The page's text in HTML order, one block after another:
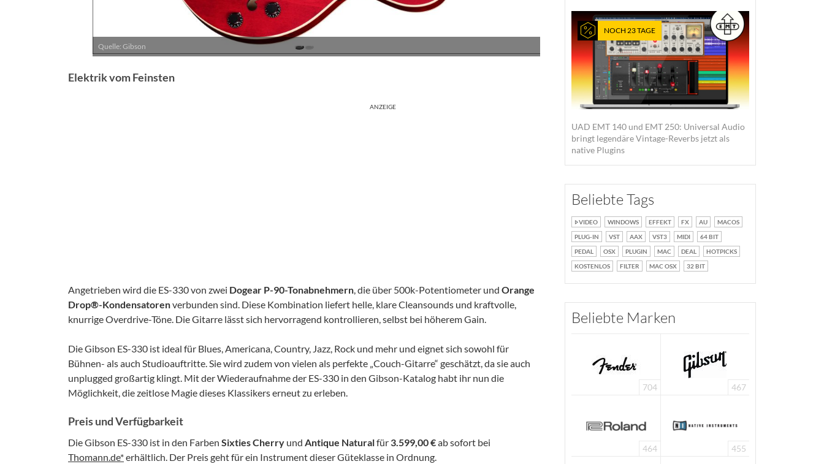
Quelle: Gibson Quelle: Gibson
Elektrik vom Feinsten
ANZEIGE
Angetrieben wird die ES-330 von zwei Dogear P-90-Tonabnehmern, die über 500k-Potentiometer und Orange
Drop®-Kondensatorenverbunden sind. Diese Kombination liefert helle, klare Cleansounds und kraftvolle,
knurrige Overdrive-Töne. Die Gitarre lässt sich hervorragend kontrollieren, selbst bei höherem Gain.
Die Gibson ES-330 ist ideal für Blues, Americana, Country, Jazz, Rock und mehr und eignet sich sowohl für
Bühnen- als auch Studioauftritte. Sie wird zudem von vielen als perfekte „Couch-Gitarre“ geschätzt, da sie auch
unplugged großartig klingt. Mit der Wiederaufnahme der ES-330 in den Gibson-Katalog habt ihr nun die
Möglichkeit, die zeitlose Magie dieses Klassikers erneut zu erleben.
Preis und Verfügbarkeit
Die Gibson ES-330 ist in den Farben Sixties Cherry und Antique Naturalfür 3.599,00 €ab sofort bei
Thomann.de*erhältlich. Der Preis geht für ein Instrument dieser Güteklasse in Ordnung.
NOCH 23 TAGE
UAD EMT 140 und EMT 250: Universal Audio
bringt legendäre Vintage-Reverbs jetzt als
native Plugins
Beliebte Tags
VIDEO WINDOWS EFFEKT FX AU
MACOS
PLUG-IN
VST AAX VST3 MIDI
64 BIT
PEDAL
OSX PLUGIN MAC DEAL
HOTPICKS
KOSTENLOS
FILTER MAC OSX 32 BIT
Beliebte Marken
704 467
464 455